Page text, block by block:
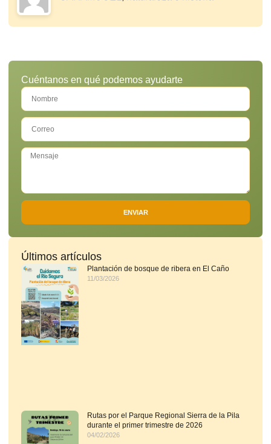
Cuéntanos en qué podemos ayudarte
ENVIAR
Últimos artículos
Plantación de bosque de ribera en El Caño
11/03/2026
Rutas por el Parque Regional Sierra de la Pila
durante el primer trimestre de 2026
04/02/2026